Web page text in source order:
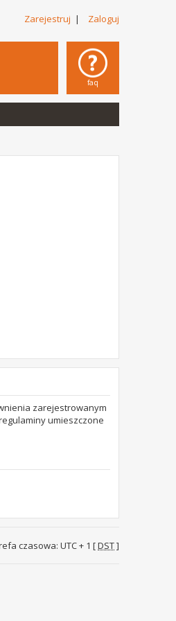
Zarejestruj | Zaloguj
faq
zarejestrowanym
umieszczone
czasowa: UTC + 1 [DST]